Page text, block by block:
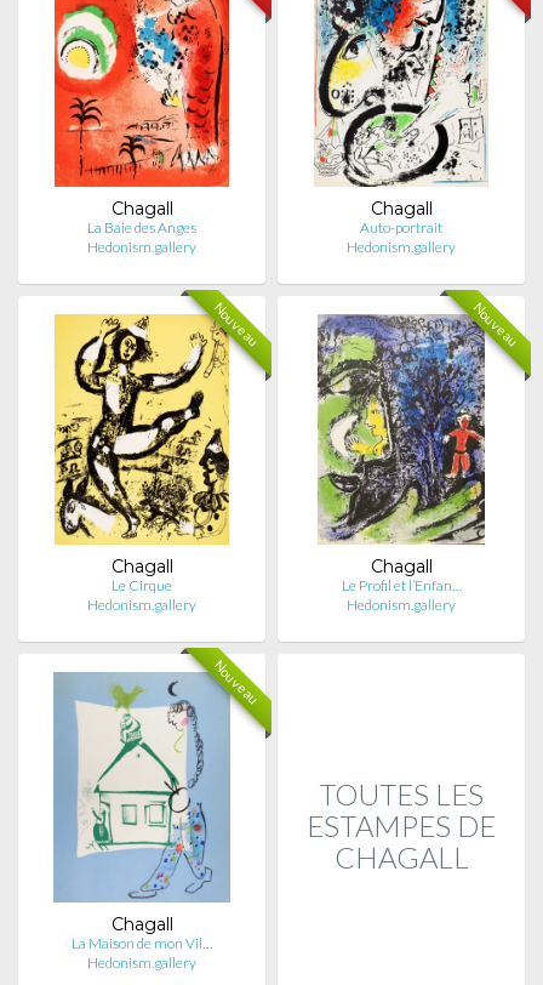
Chagall
La Baie des Anges
Hedonism.gallery
Chagall
Auto-portrait
Hedonism.gallery
Nouveau
Chagall
Le Cirque
Hedonism.gallery
Nouveau
Chagall
Le Profil et l’Enfan…
Hedonism.gallery
Nouveau
Chagall
La Maison de mon Vil…
Hedonism.gallery
TOUTES LES
ESTAMPES DE
CHAGALL